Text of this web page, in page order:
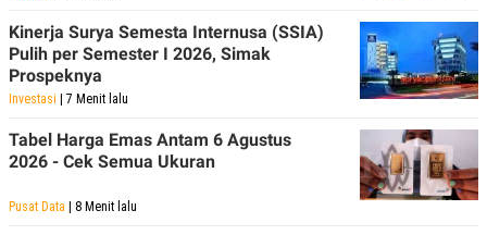
Kinerja Surya Semesta Internusa (SSIA)
Pulih per Semester I 2026, Simak
Prospeknya
Investasi | 7 Menit lalu
Tabel Harga Emas Antam 6 Agustus
2026 - Cek Semua Ukuran
Pusat Data | 8 Menit lalu